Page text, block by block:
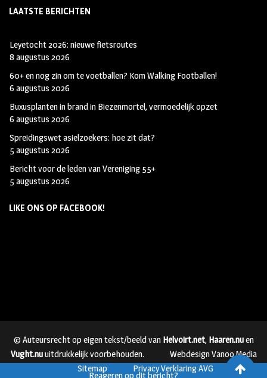
LAATSTE BERICHTEN
Leyetocht 2026: nieuwe fietsroutes
8 augustus 2026
60+ en nog zin om te voetballen? Kom Walking Footballen!
6 augustus 2026
Buxusplanten in brand in Biezenmortel, vermoedelijk opzet
6 augustus 2026
Spreidingswet asielzoekers: hoe zit dat?
5 augustus 2026
Bericht voor de leden van Vereniging 55+
5 augustus 2026
LIKE ONS OP FACEBOOK!
Reageren op dit bericht?
© Auteursrecht op eigen tekst/beeld van Helvoirt.net, Haaren.nuen
Vught.nuuitdrukkelijk voorbehouden.
Webdesign Vanoo Media
Sitemap
Privacy Verklaring AVG